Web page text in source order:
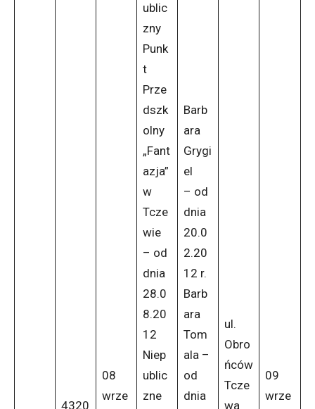
4320
08
wrze
ublic
zny
Punk
t
Prze
dszk
olny
„Fant
azja”
w
Tcze
wie
– od
dnia
28.0
8.20
12
Niep
ublic
zne
Barb
ara
Grygi
el
– od
dnia
20.0
2.20
12 r.
Barb
ara
Tom
ala –
od
dnia
ul.
Obro
ńców
Tcze
wa
09
wrze